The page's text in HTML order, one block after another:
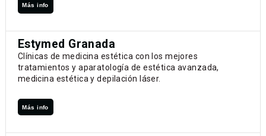
Más info
Estymed Granada
Clínicas de medicina estética con los mejores
tratamientos y aparatología de estética avanzada,
medicina estética y depilación láser.
Más info